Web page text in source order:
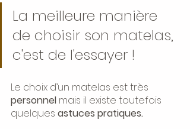
La meilleure manière
de choisir son matelas,
c'est de l'essayer !
Le choix d’un matelas est très
personnel mais il existe toutefois
quelques astuces pratiques.